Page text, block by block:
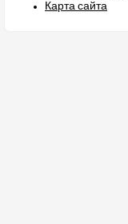
Карта сайта